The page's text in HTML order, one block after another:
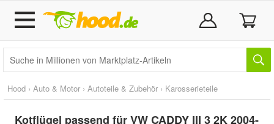
Hood › Auto & Motor › Autoteile & Zubehör › Karosserieteile
Kotflügel passend für VW CADDY III 3 2K 2004-